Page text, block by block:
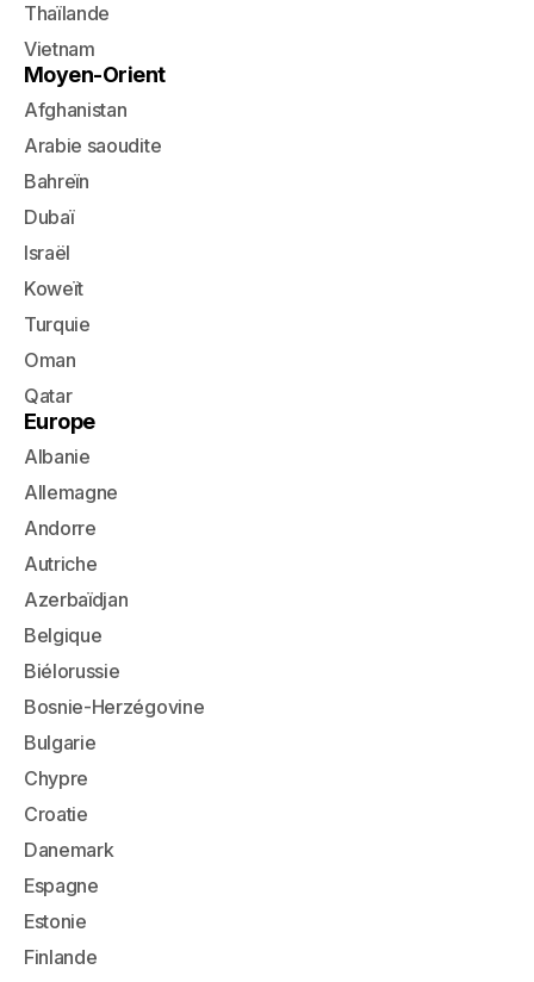
Thaïlande
Vietnam
Moyen-Orient
Afghanistan
Arabie saoudite
Bahreïn
Dubaï
Israël
Koweït
Turquie
Oman
Qatar
Europe
Albanie
Allemagne
Andorre
Autriche
Azerbaïdjan
Belgique
Biélorussie
Bosnie-Herzégovine
Bulgarie
Chypre
Croatie
Danemark
Espagne
Estonie
Finlande